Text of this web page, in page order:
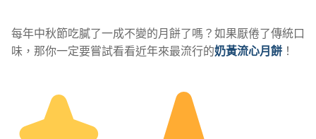
每年中秋節吃膩了一成不變的月餅了嗎？如果厭倦了傳統口
味，那你一定要嘗試看看近年來最流行的奶黃流心月餅 ！